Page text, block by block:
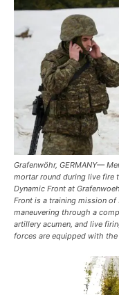
Grafenwöhr, GERMANY—
mortar round during live fire
Dynamic Front at
Front is a training mission
maneuvering through a
artillery acumen, and live
forces are equipped with